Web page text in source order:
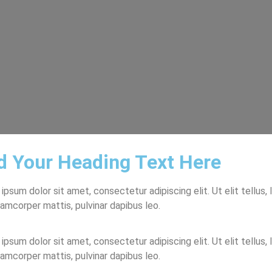
Your Heading Text Here
ipsum dolor sit amet, consectetur adipiscing elit. Ut elit tellus,
mattis, pulvinar dapibus leo.
ipsum dolor sit amet, consectetur adipiscing elit. Ut elit tellus,
mattis, pulvinar dapibus leo.